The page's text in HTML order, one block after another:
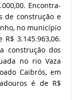
Encontra-
de construção e
no município
3.145.963,06.
construção dos
no rio Vaza
Caibrós, em
é de R$